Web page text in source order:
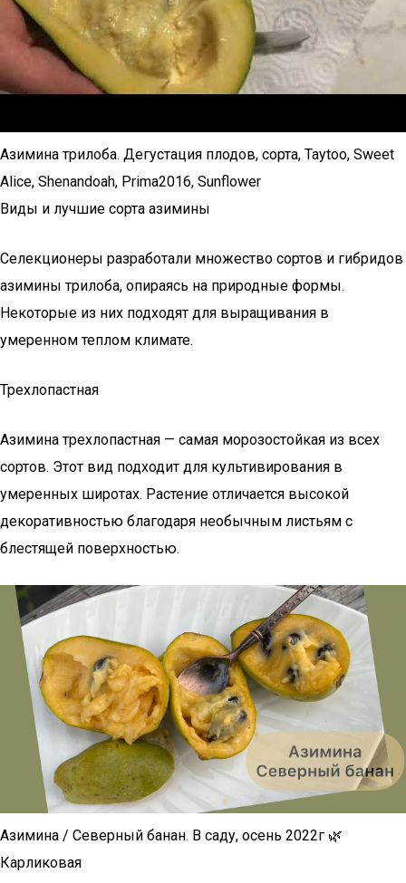
Азимина трилоба. Дегустация плодов, сорта, Taytoo, Sweet
Alice, Shenandoah, Prima2016, Sunflower
Виды и лучшие сорта азимины
Селекционеры разработали множество сортов и гибридов
азимины трилоба, опираясь на природные формы.
Некоторые из них подходят для выращивания в
умеренном теплом климате.
Трехлопастная
Азимина трехлопастная — самая морозостойкая из всех
сортов. Этот вид подходит для культивирования в
умеренных широтах. Растение отличается высокой
декоративностью благодаря необычным листьям с
блестящей поверхностью.
Азимина / Северный банан. В саду, осень 2022г 🌿
Карликовая